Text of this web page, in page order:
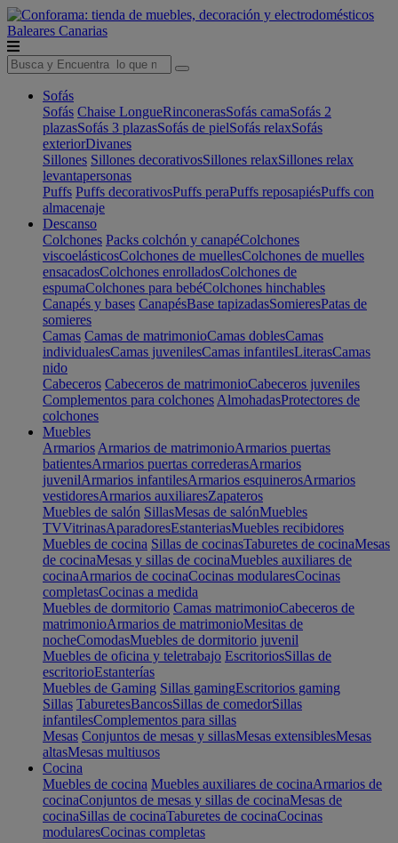
Baleares Canarias
Sofás
Sofás Chaise LongueRinconerasSofás camaSofás 2
plazasSofás 3 plazasSofás de pielSofás relaxSofás
exteriorDivanes
Sillones Sillones decorativosSillones relaxSillones relax
levantapersonas
Puffs Puffs decorativosPuffs peraPuffs reposapiésPuffs con
almacenaje
Descanso
Colchones Packs colchón y canapéColchones
viscoelásticosColchones de muellesColchones de muelles
ensacadosColchones enrolladosColchones de
espumaColchones para bebéColchones hinchables
Canapés y bases CanapésBase tapizadasSomieresPatas de
somieres
Camas Camas de matrimonioCamas doblesCamas
individualesCamas juvenilesCamas infantilesLiterasCamas
nido
Cabeceros Cabeceros de matrimonioCabeceros juveniles
Complementos para colchones AlmohadasProtectores de
colchones
Muebles
Armarios Armarios de matrimonioArmarios puertas
batientesArmarios puertas correderasArmarios
juvenilArmarios infantilesArmarios esquinerosArmarios
vestidoresArmarios auxiliaresZapateros
Muebles de salón SillasMesas de salónMuebles
TVVitrinasAparadoresEstanteriasMuebles recibidores
Muebles de cocina Sillas de cocinasTaburetes de cocinaMesas
de cocinaMesas y sillas de cocinaMuebles auxiliares de
cocinaArmarios de cocinaCocinas modularesCocinas
completasCocinas a medida
Muebles de dormitorio Camas matrimonioCabeceros de
matrimonioArmarios de matrimonioMesitas de
nocheComodasMuebles de dormitorio juvenil
Muebles de oficina y teletrabajo EscritoriosSillas de
escritorioEstanterías
Muebles de Gaming Sillas gamingEscritorios gaming
Sillas TaburetesBancosSillas de comedorSillas
infantilesComplementos para sillas
Mesas Conjuntos de mesas y sillasMesas extensiblesMesas
altasMesas multiusos
Cocina
Muebles de cocina Muebles auxiliares de cocinaArmarios de
cocinaConjuntos de mesas y sillas de cocinaMesas de
cocinaSillas de cocinaTaburetes de cocinaCocinas
modularesCocinas completas